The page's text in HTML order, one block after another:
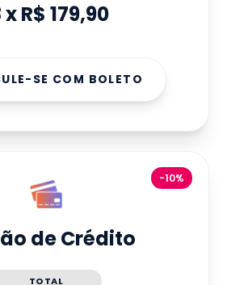
xR$ 179,90
SE COM BOLETO
-10%
de Crédito
TOTAL